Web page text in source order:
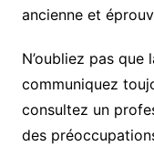
ancienne et
N’oubliez pas
communiquez
consultez un
des